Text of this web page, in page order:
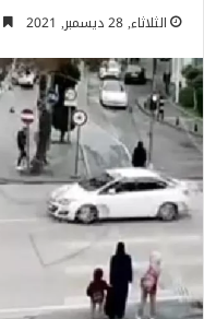
الثلاثاء, 28 ديسمبر, 2021